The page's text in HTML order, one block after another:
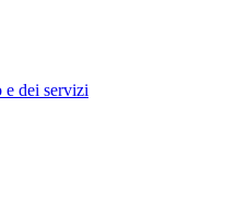
e dei servizi